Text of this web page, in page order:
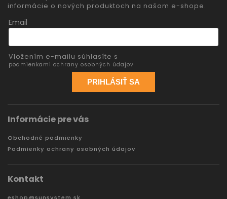
informácie o nových produktoch na našom e-shope.
Email
Vložením e-mailu súhlasíte s
podmienkami ochrany osobných údajov
PRIHLÁSIŤ SA
Informácie pre vás
Obchodné podmienky
Podmienky ochrany osobných údajov
Kontakt
eshop@sunsystem.sk